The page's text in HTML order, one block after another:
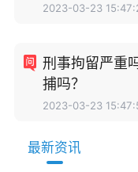
2023-03-23
刑事拘留严重
捕吗？
2023-03-23
最新资讯